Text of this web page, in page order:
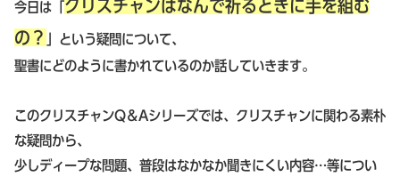
今日は「 クリスチャンはなんで祈るときに手を組む
の？
」という疑問について、
聖書にどのように書かれているのか話していきます。
このクリスチャンQ＆Aシリーズでは、クリスチャンに関わる素朴
な疑問から、
少しディープな問題、普段はなかなか聞きにくい内容…等につい